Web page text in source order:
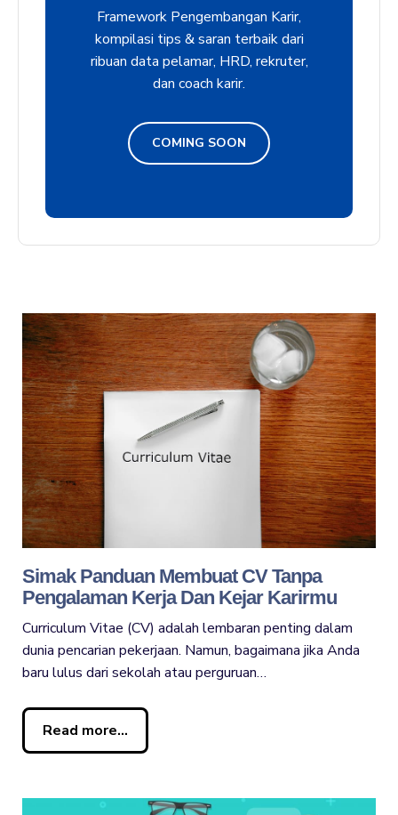
Framework Pengembangan Karir,
kompilasi tips & saran terbaik dari
ribuan data pelamar, HRD, rekruter,
dan coach karir.
COMING SOON
Simak Panduan Membuat CV Tanpa
Pengalaman Kerja Dan Kejar Karirmu
Curriculum Vitae (CV) adalah lembaran penting dalam
dunia pencarian pekerjaan. Namun, bagaimana jika Anda
baru lulus dari sekolah atau perguruan…
Read more...